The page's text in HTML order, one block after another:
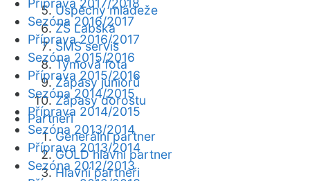
Úspěchy mládeže
ZŠ Labská
SMS servis
Týmová fota
Zápasy juniorů
Zápasy dorostu
Partneři
Generální partner
GOLD hlavní partner
Hlavní partneři
Příprava 2017/2018
Sezóna 2016/2017
Příprava 2016/2017
Sezóna 2015/2016
Příprava 2015/2016
Sezóna 2014/2015
Příprava 2014/2015
Sezóna 2013/2014
Příprava 2013/2014
Sezóna 2012/2013